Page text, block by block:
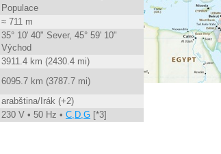
Populace
≈ 711 m
35° 10' 40" Sever, 45° 59' 10"
Východ
3911.4 km (2430.4 mi)
6095.7 km (3787.7 mi)
arabština/Irák (+2)
230 V • 50 Hz • C,D,G [*3]